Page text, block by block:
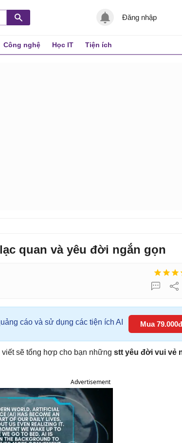
Đăng nhập
Công nghệ Học IT Tiện ích
quan và yêu đời ngắn gọn
cáo và sử dụng các tiện ích AI Mua 79.000đ
sẽ tổng hợp cho bạn những stt yêu đời vui vẻ
Advertisement